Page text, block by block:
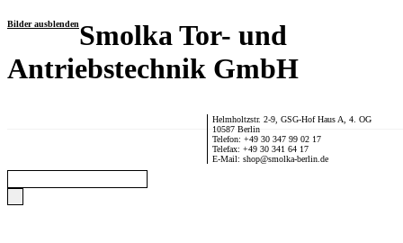
Bilder ausblendenSmolka Tor- und
Antriebstechnik GmbH
Helmholtzstr. 2-9, GSG-Hof Haus A, 4. OG
10587 Berlin
Telefon: +49 30 347 99 02 17
Telefax: +49 30 341 64 17
E-Mail: shop@smolka-berlin.de